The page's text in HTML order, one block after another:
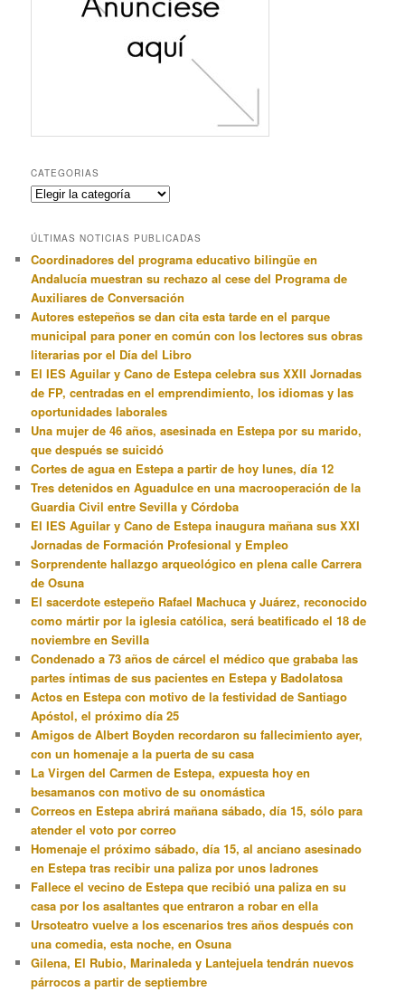
CATEGORIAS
Categorias
ÚLTIMAS NOTICIAS PUBLICADAS
Coordinadores del programa educativo bilingüe en
Andalucía muestran su rechazo al cese del Programa de
Auxiliares de Conversación
Autores estepeños se dan cita esta tarde en el parque
municipal para poner en común con los lectores sus obras
literarias por el Día del Libro
El IES Aguilar y Cano de Estepa celebra sus XXII Jornadas
de FP, centradas en el emprendimiento, los idiomas y las
oportunidades laborales
Una mujer de 46 años, asesinada en Estepa por su marido,
que después se suicidó
Cortes de agua en Estepa a partir de hoy lunes, día 12
Tres detenidos en Aguadulce en una macrooperación de la
Guardia Civil entre Sevilla y Córdoba
El IES Aguilar y Cano de Estepa inaugura mañana sus XXI
Jornadas de Formación Profesional y Empleo
Sorprendente hallazgo arqueológico en plena calle Carrera
de Osuna
El sacerdote estepeño Rafael Machuca y Juárez, reconocido
como mártir por la iglesia católica, será beatificado el 18 de
noviembre en Sevilla
Condenado a 73 años de cárcel el médico que grababa las
partes íntimas de sus pacientes en Estepa y Badolatosa
Actos en Estepa con motivo de la festividad de Santiago
Apóstol, el próximo día 25
Amigos de Albert Boyden recordaron su fallecimiento ayer,
con un homenaje a la puerta de su casa
La Virgen del Carmen de Estepa, expuesta hoy en
besamanos con motivo de su onomástica
Correos en Estepa abrirá mañana sábado, día 15, sólo para
atender el voto por correo
Homenaje el próximo sábado, día 15, al anciano asesinado
en Estepa tras recibir una paliza por unos ladrones
Fallece el vecino de Estepa que recibió una paliza en su
casa por los asaltantes que entraron a robar en ella
Ursoteatro vuelve a los escenarios tres años después con
una comedia, esta noche, en Osuna
Gilena, El Rubio, Marinaleda y Lantejuela tendrán nuevos
párrocos a partir de septiembre